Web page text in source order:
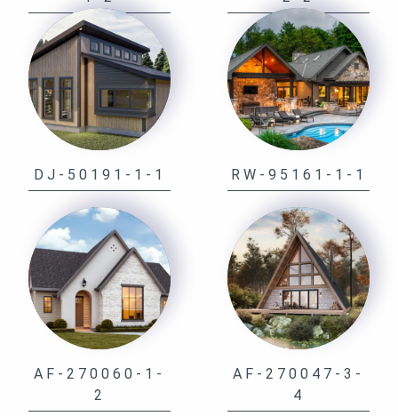
DJ-50191-1-1 RW-95161-1-1
AF-270060-1-
2
AF-270047-3-
4